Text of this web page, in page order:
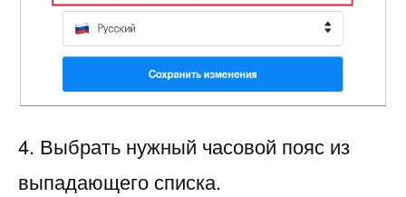
4. Выбрать нужный часовой пояс из
выпадающего списка.